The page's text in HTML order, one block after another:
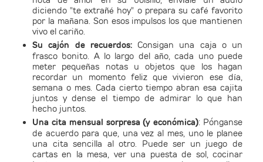
diciendo "te extrañé hoy" o prepara su café favorito
por la mañana. Son esos impulsos los que mantienen
vivo el cariño.
Su cajón de recuerdos: Consigan una caja o un
frasco bonito. A lo largo del año, cada uno puede
meter pequeñas notas u objetos que los hagan
recordar un momento feliz que vivieron ese día,
semana o mes. Cada cierto tiempo abran esa cajita
juntos y dense el tiempo de admirar lo que han
hecho juntos.
Una cita mensual sorpresa (y económica): Pónganse
de acuerdo para que, una vez al mes, uno le planee
una cita sencilla al otro. Puede ser un juego de
cartas en la mesa, ver una puesta de sol, cocinar